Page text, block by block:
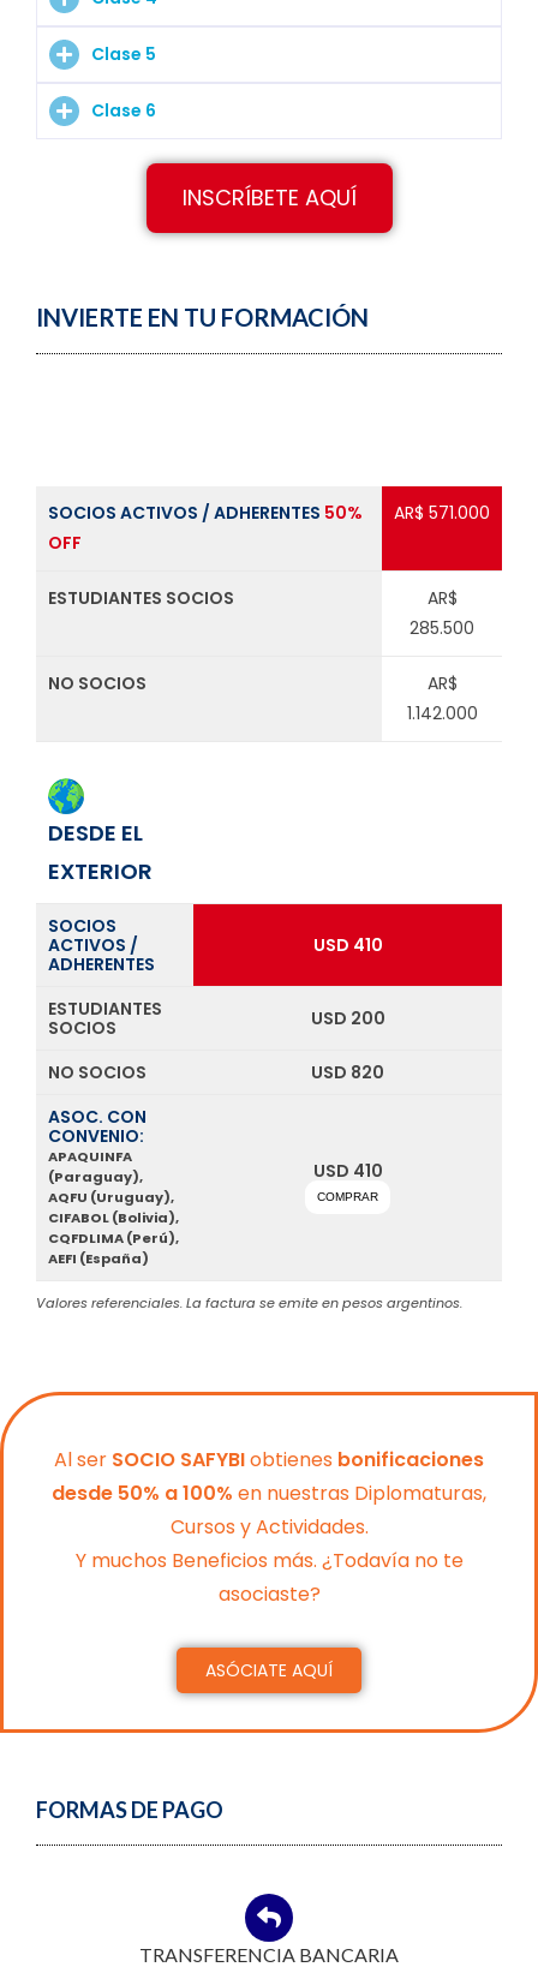
Clase 5
Clase 6
INSCRÍBETE AQUÍ
INVIERTE EN TU FORMACIÓN
SOCIOS ACTIVOS / ADHERENTES 50%
OFF
AR$ 571.000
ESTUDIANTES SOCIOS
AR$
285.500
NO SOCIOS
AR$
1.142.000
DESDE EL
EXTERIOR
SOCIOS
ACTIVOS /
ADHERENTES
USD 410
ESTUDIANTES
SOCIOS
USD 200
NO SOCIOS
USD 820
ASOC. CON
CONVENIO:
APAQUINFA
(Paraguay),
AQFU (Uruguay),
CIFABOL (Bolivia),
CQFDLIMA (Perú),
AEFI (España)
USD 410
COMPRAR
Valores referenciales. La factura se emite en pesos argentinos.
Al ser SOCIO SAFYBIobtienes bonificaciones
desde 50% a 100% en nuestras Diplomaturas,
Cursos y Actividades.
Y muchos Beneficios más. ¿Todavía no te
asociaste?
ASÓCIATE AQUÍ
FORMAS DE PAGO
TRANSFERENCIA BANCARIA